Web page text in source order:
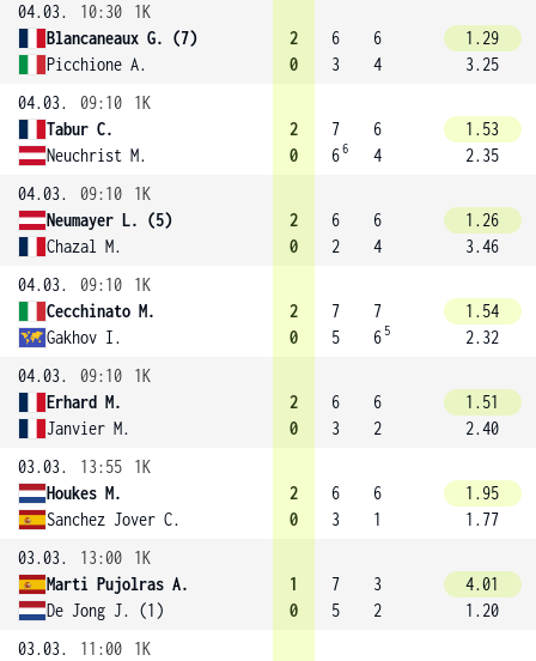
04.03.
10:30
1K
Blancaneaux G. (7)
Picchione A.
2
0
6
3
6
4
1.29
3.25
04.03.
09:10
1K
Tabur C.
Neuchrist M.
2
0
7
66
6
4
1.53
2.35
04.03.
09:10
1K
Neumayer L. (5)
Chazal M.
2
0
6
2
6
4
1.26
3.46
04.03.
09:10
1K
Cecchinato M.
Gakhov I.
2
0
7
5
7
6 5
1.54
2.32
04.03.
09:10
1K
Erhard M.
Janvier M.
2
0
6
3
6
2
1.51
2.40
03.03.
13:55
1K
Houkes M.
Sanchez Jover C.
2
0
6
3
6
1
1.95
1.77
03.03.
13:00
1K
Marti Pujolras A.
De Jong J. (1)
1
0
7
5
3
2
4.01
1.20
03.03.
11:00
1K